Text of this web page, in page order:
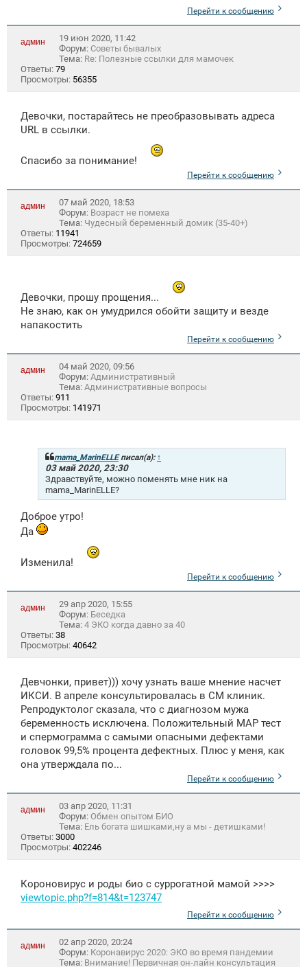
Перейти к сообщению
админ
19 июн 2020, 11:42
Форум: Советы бывалых
Тема: Re: Полезные ссылки для мамочек
Ответы: 79
Просмотры: 56355
Девочки, постарайтесь не преобразовывать адреса
URL в ссылки.
Спасибо за понимание!
Перейти к сообщению
админ
07 май 2020, 18:53
Форум: Возраст не помеха
Тема: Чудесный беременный домик (35-40+)
Ответы: 11941
Просмотры: 724659
Девочки, прошу прощения...
Не знаю, как он умудрился обойти защиту и везде
напакостить
Перейти к сообщению
админ
04 май 2020, 09:56
Форум: Административный
Тема: Административные вопросы
Ответы: 911
Просмотры: 141971
mama_MarinELLEписал(а): ↑
03 май 2020, 23:30
Здравствуйте, можно поменять мне ник на
mama_MarinELLE?
Доброе утро!
Да
Изменила!
Перейти к сообщению
админ
29 апр 2020, 15:55
Форум: Беседка
Тема: 4 ЭКО когда давно за 40
Ответы: 38
Просмотры: 40642
Девчонки, привет))) хочу узнать ваше мнение насчет
ИКСИ. В апреле консультировалась в СМ клиник.
Репродуктолог сказала, что с диагнозом мужа
беременность исключена. Положительный МАР тест
и спермограмма с самыми опасными дефектами
головок 99,5% процента дефектных. Плюс у меня, как
она утверждала по...
Перейти к сообщению
админ
03 апр 2020, 11:31
Форум: Обмен опытом БИО
Тема: Ель богата шишками,ну а мы - детишками!
Ответы: 3000
Просмотры: 402246
Короновирус и роды био с суррогатной мамой >>>>
viewtopic.php?f=814&t=123747
Перейти к сообщению
админ
02 апр 2020, 20:24
Форум: Коронавирус 2020: ЭКО во время пандемии
Тема: Внимание! Первичная он-лайн консультация